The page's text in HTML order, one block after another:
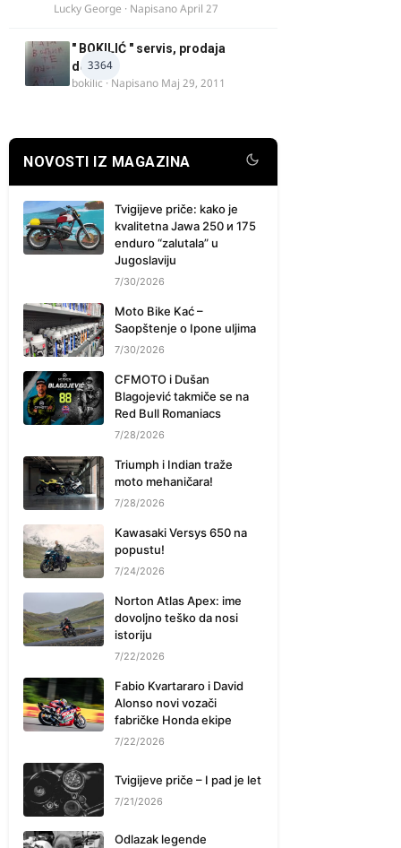
Lucky George · NapisanoApril 27
3364
" BOKILIĆ " servis, prodaja
delova
bokilic · Napisano Maj 29, 2011
NOVOSTI IZ MAGAZINA
Tvigijeve priče: kako je
kvalitetna Jawa 250 и 175
enduro “zalutala” u
Jugoslaviju
7/30/2026
Moto Bike Kać –
Saopštenje o Ipone uljima
7/30/2026
CFMOTO i Dušan
Blagojević takmiče se na
Red Bull Romaniacs
7/28/2026
Triumph i Indian traže
moto mehaničara!
7/28/2026
Kawasaki Versys 650 na
popustu!
7/24/2026
Norton Atlas Apex: ime
dovoljno teško da nosi
istoriju
7/22/2026
Fabio Kvartararo i David
Alonso novi vozači
fabričke Honda ekipe
7/22/2026
Tvigijeve priče – I pad je let
7/21/2026
Odlazak legende